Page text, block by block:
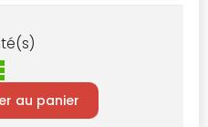
au panier